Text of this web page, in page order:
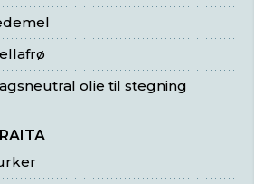
olie til stegning